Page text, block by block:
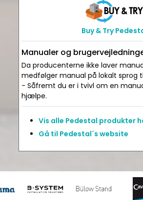
Buy & Try
Manualer og
Da producenterne ikke laver
medfølger manual på lokalt sprog
- Såfremt du er i tvivl om en
hjælpe.
Vis alle Pedestal produkter
Gå til Pedestal´s website